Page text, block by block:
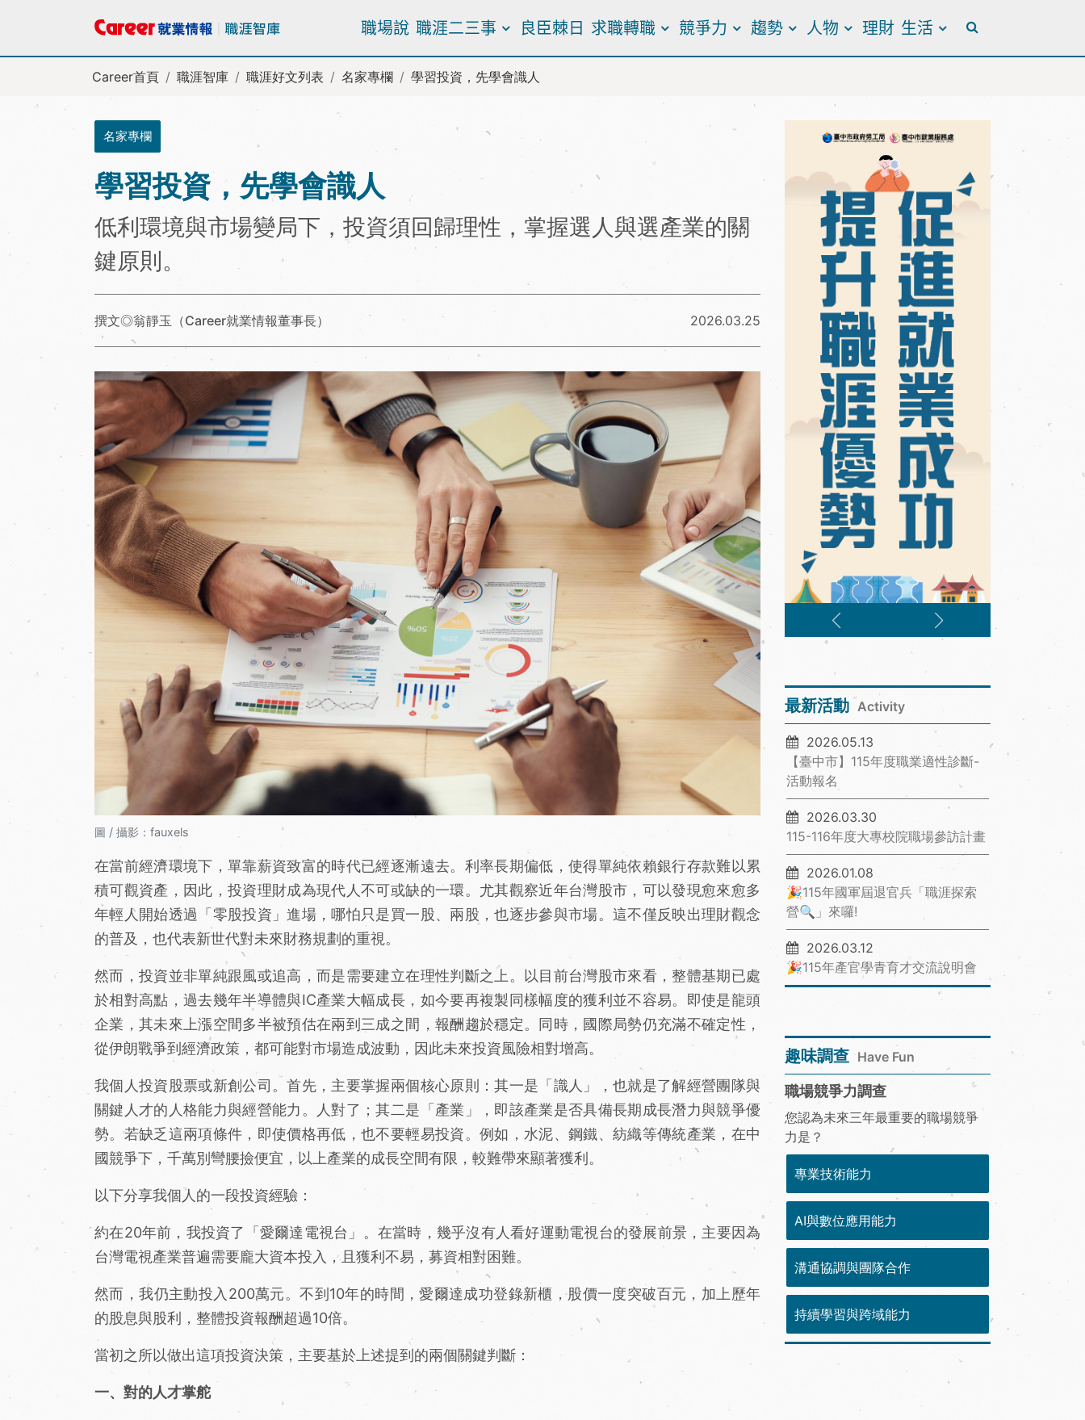
職場說 職涯二三事 良臣棘日 求職轉職 競爭力 趨勢 人物 理財 生活
全站搜尋
Career首頁 職涯智庫 職涯好文列表 名家專欄 學習投資，先學會識人
名家專欄
學習投資，先學會識人
低利環境與市場變局下，投資須回歸理性，掌握選人與選產業的關
鍵原則。
撰文◎翁靜玉（Career就業情報董事長） 2026.03.25
圖 / 攝影：fauxels
在當前經濟環境下，單靠薪資致富的時代已經逐漸遠去。利率長期偏低，使得單純依賴銀行存款難以累
積可觀資產，因此，投資理財成為現代人不可或缺的一環。尤其觀察近年台灣股市，可以發現愈來愈多
年輕人開始透過「零股投資」進場，哪怕只是買一股、兩股，也逐步參與市場。這不僅反映出理財觀念
的普及，也代表新世代對未來財務規劃的重視。
然而，投資並非單純跟風或追高，而是需要建立在理性判斷之上。以目前台灣股市來看，整體基期已處
於相對高點，過去幾年半導體與IC產業大幅成長，如今要再複製同樣幅度的獲利並不容易。即使是龍頭
企業，其未來上漲空間多半被預估在兩到三成之間，報酬趨於穩定。同時，國際局勢仍充滿不確定性，
從伊朗戰爭到經濟政策，都可能對市場造成波動，因此未來投資風險相對增高。
我個人投資股票或新創公司。首先，主要掌握兩個核心原則：其一是「識人」，也就是了解經營團隊與
關鍵人才的人格能力與經營能力。人對了；其二是「產業」，即該產業是否具備長期成長潛力與競爭優
勢。若缺乏這兩項條件，即使價格再低，也不要輕易投資。例如，水泥、鋼鐵、紡織等傳統產業，在中
國競爭下，千萬別彎腰撿便宜，以上產業的成長空間有限，較難帶來顯著獲利。
以下分享我個人的一段投資經驗：
約在20年前，我投資了「愛爾達電視台」。在當時，幾乎沒有人看好運動電視台的發展前景，主要因為
台灣電視產業普遍需要龐大資本投入，且獲利不易，募資相對困難。
然而，我仍主動投入200萬元。不到10年的時間，愛爾達成功登錄新櫃，股價一度突破百元，加上歷年
的股息與股利，整體投資報酬超過10倍。
當初之所以做出這項投資決策，主要基於上述提到的兩個關鍵判斷：
一、對的人才掌舵
最新活動 Activity
2026.05.13
【臺中市】115年度職業適性診斷-
活動報名
2026.03.30
115-116年度大專校院職場參訪計畫
2026.01.08
🎉115年國軍屆退官兵「職涯探索
營🔍」來囉!
2026.03.12
🎉115年產官學青育才交流說明會
趣味調查 Have Fun
職場競爭力調查
您認為未來三年最重要的職場競爭
力是？
專業技術能力
AI與數位應用能力
溝通協調與團隊合作
持續學習與跨域能力